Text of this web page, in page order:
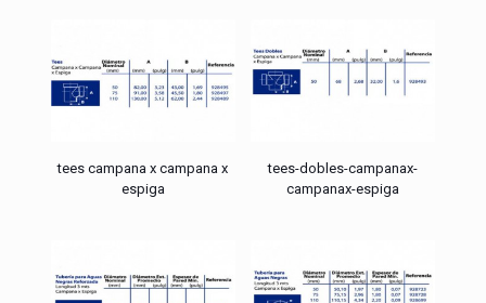
tees campana x campana x
espiga
tees-dobles-campanax-
campanax-espiga